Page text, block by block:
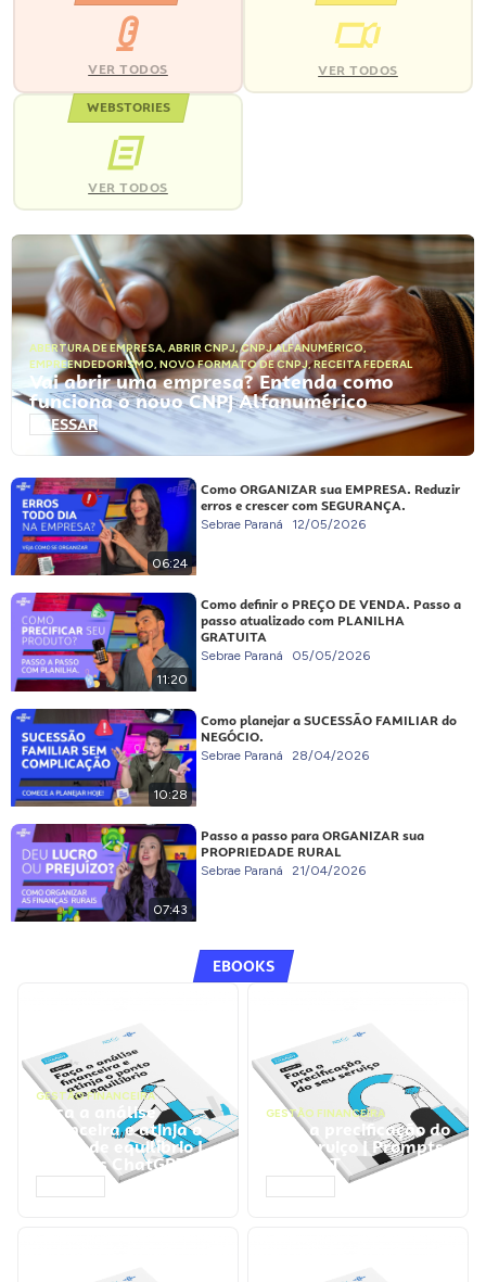
VER TODOS VER TODOS
WEBSTORIES
VER TODOS
ABERTURA DE EMPRESA, ABRIR CNPJ,CNPJ ALFANUMÉRICO,
EMPREENDEDORISMO, NOVO FORMATO DE CNPJ,RECEITA FEDERAL
Vai abrir uma empresa? Entenda como
funciona o novo CNPJ Alfanumérico
ACESSAR
06:24
Como ORGANIZAR sua EMPRESA. Reduzir
erros e crescer com SEGURANÇA.
Sebrae Paraná 12/05/2026
11:20
Como definir o PREÇO DE VENDA. Passo a
passo atualizado com PLANILHA
GRATUITA
Sebrae Paraná 05/05/2026
10:28
Como planejar a SUCESSÃO FAMILIAR do
NEGÓCIO.
Sebrae Paraná 28/04/2026
07:43
Passo a passo para ORGANIZAR sua
PROPRIEDADE RURAL
Sebrae Paraná 21/04/2026
EBOOKS
GESTÃO FINANCEIRA
Faça a análise
financeira e atinja o
ponto de equilíbrio |
Prompts ChatGPT
GESTÃO FINANCEIRA
Faça a precificação do
seu serviço | Prompts
ChatGPT